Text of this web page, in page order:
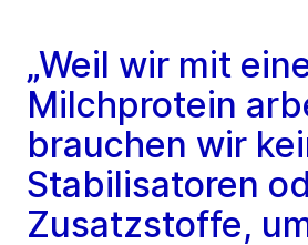
„Weil wir mit
Milchprotein
brauchen wir
Stabilisatoren
Zusatzstoffe,